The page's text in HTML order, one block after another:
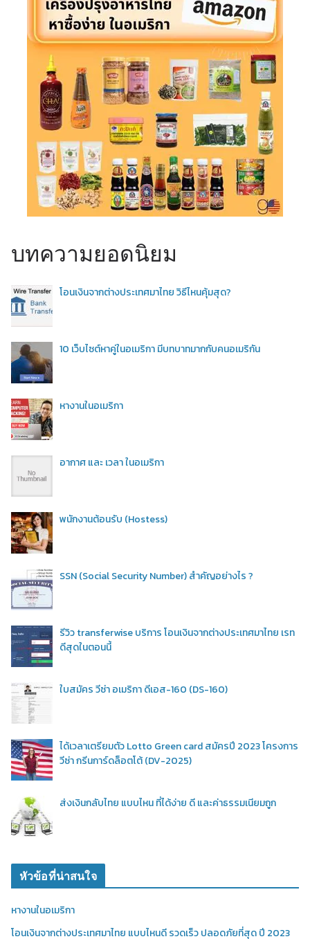
บทความยอดนิยม
โอนเงินจากต่างประเทศมาไทย วิธีไหนคุ้มสุด?
10 เว็บไซต์หาคู่ในอเมริกา มีบทบาทมากกับคนอเมริกัน
หางานในอเมริกา
อากาศ และ เวลา ในอเมริกา
พนักงานต้อนรับ (Hostess)
SSN (Social Security Number) สำคัญอย่างไร ?
รีวิว transferwise บริการ โอนเงินจากต่างประเทศมาไทย เรท
ดีสุดในตอนนี้
ใบสมัคร วีซ่า อเมริกา ดีเอส-160 (DS-160)
ได้เวลาเตรียมตัว Lotto Green card สมัครปี 2023 โครงการ
วีซ่า กรีนการ์ดล็อตโต้ (DV-2025)
ส่งเงินกลับไทย แบบไหน ที่ได้ง่าย ดี และค่าธรรมเนียมถูก
หัวข้อที่น่าสนใจ
หางานในอเมริกา
โอนเงินจากต่างประเทศมาไทย แบบไหนดี รวดเร็ว ปลอดภัยที่สุด ปี 2023